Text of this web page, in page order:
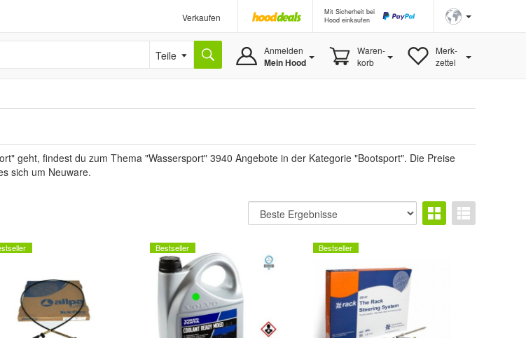
Verkaufen
Mit Sicherheit bei
Hood einkaufen
Teile Anmelden
Mein Hood
Waren-
korb
Merk-
zettel
geht, findest du zum Thema "Wassersport" 3940 Angebote in der Kategorie "Bootsport". Die Preise
sich um Neuware.
Bestseller Bestseller